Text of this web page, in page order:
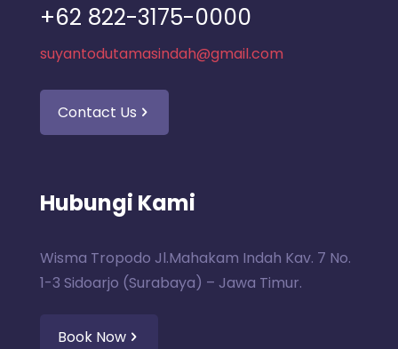
+62 822-3175-0000
suyantodutamasindah@gmail.com
Contact Us
Hubungi Kami
Wisma Tropodo Jl.Mahakam Indah Kav. 7 No.
1-3 Sidoarjo (Surabaya) – Jawa Timur.
Book Now